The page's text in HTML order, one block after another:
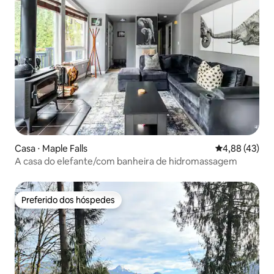
Casa ⋅ Maple Falls 4,88 de uma
4,88 (43)
A casa do elefante/com banheira de hidromassagem
Preferido dos hóspedes
Preferido dos hóspedes